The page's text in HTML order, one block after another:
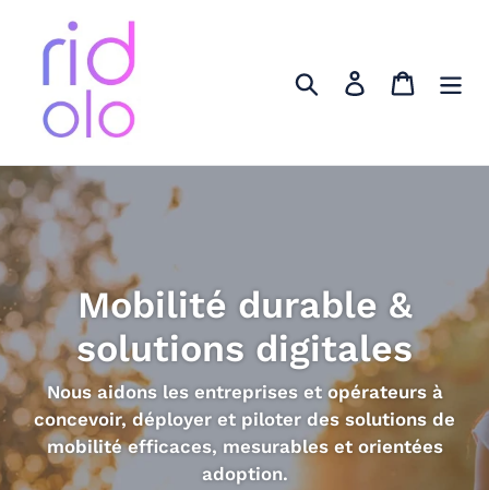
RechercherSe connecter
Panier
Mobilité durable &
solutions digitales
Nous aidons les entreprises et opérateurs à
concevoir, déployer et piloter des solutions de
mobilité efficaces, mesurables et orientées
adoption.